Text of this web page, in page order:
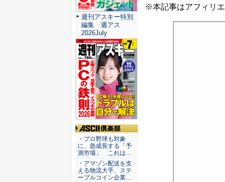
※本記事はアフィリ
週刊アスキー特別
編集 週アス
2026July
ASCII倶楽部
・プロ野球も対象
に、急成長する「予
測市場」 これは…
・アマゾン配送を支
える物流大手、ステ
ーブルコイン企業…